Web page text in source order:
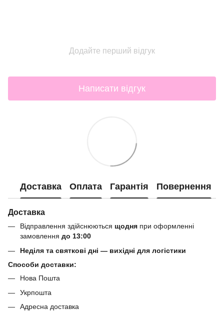
Додайте перший відгук
Написати відгук
Доставка Оплата Гарантія Повернення
Доставка
Відправлення здійснюються щодня при оформленні
замовлення до 13:00
Неділя та святкові дні — вихідні для логістики
Способи доставки:
Нова Пошта
Укрпошта
Адресна доставка